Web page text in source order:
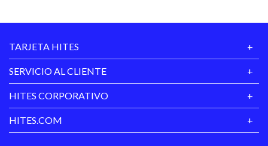
Caña Sin Caña
Tipo de Taco
Forro Textil
Planta Tpr
TARJETA HITES
SERVICIO AL CLIENTE
HITES CORPORATIVO
HITES.COM